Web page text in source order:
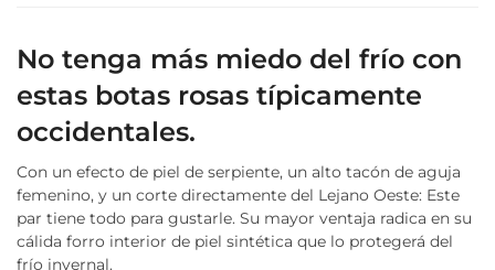
No tenga más miedo del frío con
estas botas rosas típicamente
occidentales.
Con un efecto de piel de serpiente, un alto tacón de aguja
femenino, y un corte directamente del Lejano Oeste: Este
par tiene todo para gustarle. Su mayor ventaja radica en su
cálida forro interior de piel sintética que lo protegerá del
frío invernal.